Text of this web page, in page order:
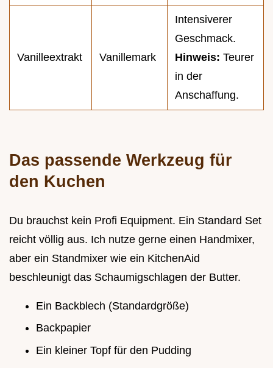
Vanilleextrakt Vanillemark
Intensiverer
Geschmack.
Hinweis: Teurer
in der
Anschaffung.
Das passende Werkzeug für
den Kuchen
Du brauchst kein Profi Equipment. Ein Standard Set
reicht völlig aus. Ich nutze gerne einen Handmixer,
aber ein Standmixer wie ein KitchenAid
beschleunigt das Schaumigschlagen der Butter.
Ein Backblech (Standardgröße)
Backpapier
Ein kleiner Topf für den Pudding